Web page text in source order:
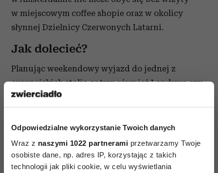
Odpowiedzialne wykorzystanie Twoich danych
Wraz z naszymi 1022 partnerami przetwarzamy Twoje
osobiste dane, np. adres IP, korzystając z takich
technologii jak pliki cookie, w celu wyświetlania
w miejscowym coffee shopie oraz w okolicy
słynnej Dzielnicy Czerwonych Latarni.
Jak dolecieć?
Planując weekendowy wyjazd do jednej z
europejskich stolic, w tym również Londynu czy
Amsterdamu, mamy stosunkowo duże szanse, by
skorzystać z jednej z licznych promocji
obejmującej tanie loty do najpopularniejszych
miast Starego Kontynentu. Jeśli ta sztuka nam
się nie uda, a koszt podróży może przekroczyć
dostępny na tę chwilę budżet, warto wziąć pod